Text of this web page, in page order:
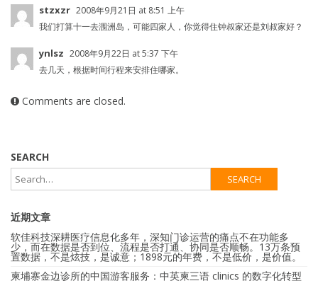
stzxzr 2008年9月21日 at 8:51 上午
我们打算十一去涠洲岛，可能四家人，你觉得住钟叔家还是刘叔家好？
ynlsz 2008年9月22日 at 5:37 下午
去几天，根据时间行程来安排住哪家。
Comments are closed.
SEARCH
近期文章
软佳科技深耕医疗信息化多年，深知门诊运营的痛点不在功能多
少，而在数据是否到位、流程是否打通、协同是否顺畅。13万条预
置数据，不是炫技，是诚意；1898元的年费，不是低价，是价值。
柬埔寨金边诊所的中国游客服务：中英柬三语 clinics 的数字化转型